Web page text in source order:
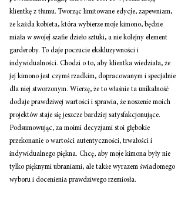
klientkę z tłumu. Tworząc limitowane edycje, zapewniam,
że każda kobieta, która wybierze moje kimono, będzie
miała w swojej szafie dzieło sztuki, a nie kolejny element
garderoby. To daje poczucie ekskluzywności i
indywidualności. Chodzi o to, aby klientka wiedziała, że
jej kimono jest czymś rzadkim, dopracowanym i specjalnie
dla niej stworzonym. Wierzę, że to właśnie ta unikalność
dodaje prawdziwej wartości i sprawia, że noszenie moich
projektów staje się jeszcze bardziej satysfakcjonujące.
Podsumowując, za moimi decyzjami stoi głębokie
przekonanie o wartości autentyczności, trwałości i
indywidualnego piękna. Chcę, aby moje kimona były nie
tylko pięknymi ubraniami, ale także wyrazem świadomego
wyboru i docenienia prawdziwego rzemiosła.